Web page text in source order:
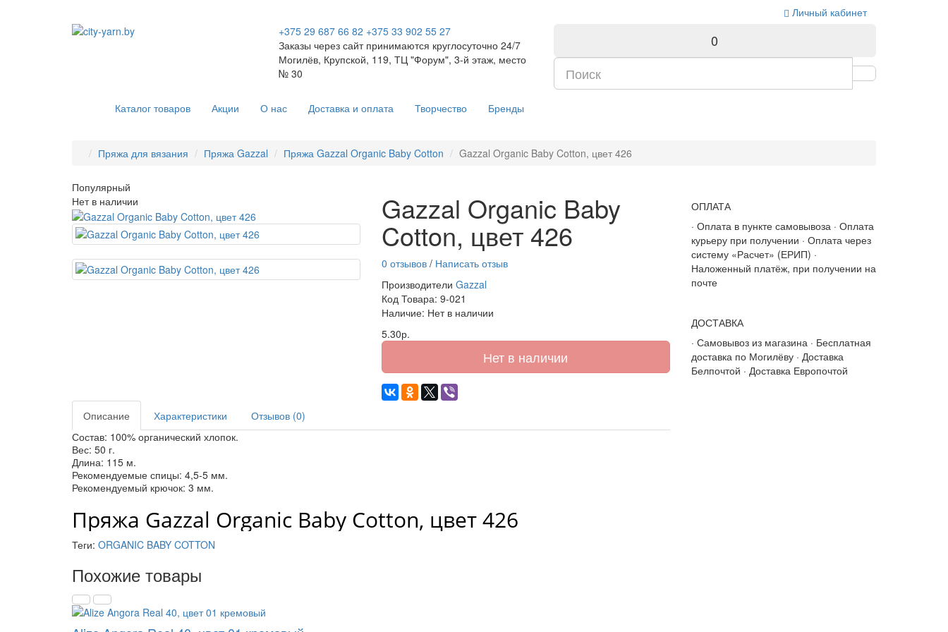
Личный кабинет
+375 29 687 66 82 +375 33 902 55 27
Заказы через сайт принимаются круглосуточно 24/7
Могилёв, Крупской, 119, ТЦ "Форум", 3-й этаж, место
№ 30
0
Каталог товаров Акции О нас Доставка и оплата Творчество Бренды
Пряжа для вязания Пряжа Gazzal Пряжа Gazzal Organic Baby Cotton Gazzal Organic Baby Cotton, цвет 426
Популярный
Нет в наличии
Gazzal Organic Baby
Cotton, цвет 426
0 отзывов/ Написать отзыв
Производители Gazzal
Код Товара: 9-021
Наличие: Нет в наличии
5.30р.
Нет в наличии
Описание Характеристики
Отзывов (0)
Состав: 100% органический хлопок.
Вес: 50 г.
Длина: 115 м.
Рекомендуемые спицы: 4,5-5 мм.
Рекомендуемый крючок: 3 мм.
Пряжа Gazzal Organic Baby Cotton, цвет 426
Теги: ORGANIC BABY COTTON
Похожие товары
ОПЛАТА
· Оплата в пункте самовывоза · Оплата
курьеру при получении · Оплата через
систему «Расчет» (ЕРИП) ·
Наложенный платёж, при получении на
почте
ДОСТАВКА
· Самовывоз из магазина · Бесплатная
доставка по Могилёву · Доставка
Белпочтой · Доставка Европочтой